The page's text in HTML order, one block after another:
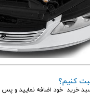
کنیم؟
خرید خود اضافه نمایید و